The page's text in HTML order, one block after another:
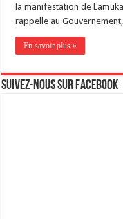
la manifestation de
rappelle au
En savoir plus »
Suivez-nous sur Facebook